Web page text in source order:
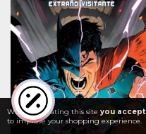
While navigating this site you
to improve your shopping experience.